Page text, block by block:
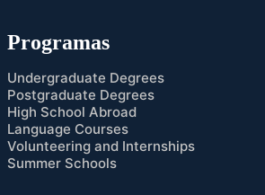
Programas
Undergraduate Degrees
Postgraduate Degrees
High School Abroad
Language Courses
Volunteering and Internships
Summer Schools